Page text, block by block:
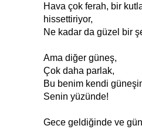
Hava çok ferah, bir
hissettiriyor,
Ne kadar da güzel bir
Ama diğer güneş,
Çok daha parlak,
Bu benim kendi
Senin yüzünde!
Gece geldiğinde ve